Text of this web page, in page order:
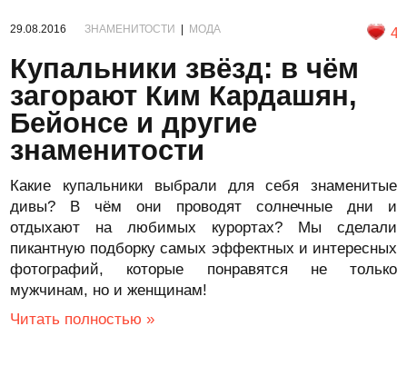
29.08.2016 ЗНАМЕНИТОСТИ МОДА 4
Купальники звёзд: в чём
загорают Ким Кардашян,
Бейонсе и другие
знаменитости
Какие купальники выбрали для себя знаменитые
дивы? В чём они проводят солнечные дни и
отдыхают на любимых курортах? Мы сделали
пикантную подборку самых эффектных и интересных
фотографий, которые понравятся не только
мужчинам, но и женщинам!
Читать полностью »